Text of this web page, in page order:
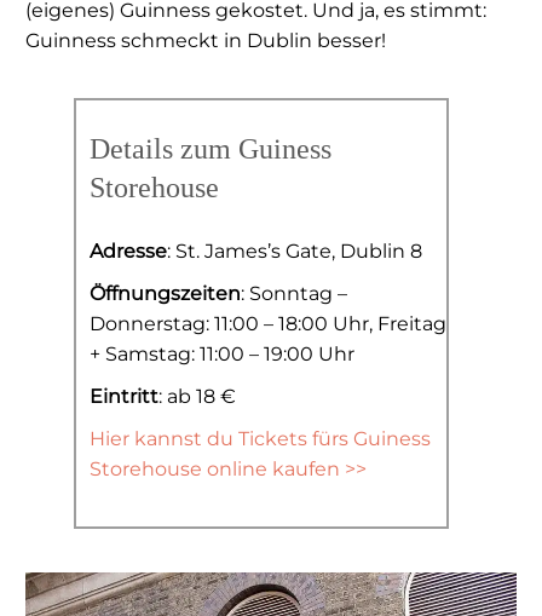
(eigenes) Guinness gekostet. Und ja, es stimmt:
Guinness schmeckt in Dublin besser!
Details zum Guiness
Storehouse
Adresse: St. James’s Gate, Dublin 8
Öffnungszeiten: Sonntag –
Donnerstag: 11:00 – 18:00 Uhr, Freitag
+ Samstag: 11:00 – 19:00 Uhr
Eintritt: ab 18 €
Hier kannst du Tickets fürs Guiness
Storehouse online kaufen >>